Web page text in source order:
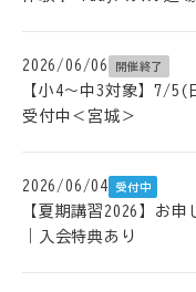
2026/06/06 開催終了
【小4～中3対象】7/
受付中＜宮城＞
2026/06/04 受付中
【夏期講習2026】お
｜入会特典あり